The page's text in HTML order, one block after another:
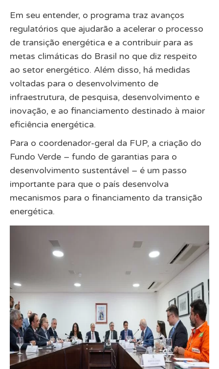
Em seu entender, o programa traz avanços
regulatórios que ajudarão a acelerar o processo
de transição energética e a contribuir para as
metas climáticas do Brasil no que diz respeito
ao setor energético. Além disso, há medidas
voltadas para o desenvolvimento de
infraestrutura, de pesquisa, desenvolvimento e
inovação, e ao financiamento destinado à maior
eficiência energética.
Para o coordenador-geral da FUP, a criação do
Fundo Verde – fundo de garantias para o
desenvolvimento sustentável – é um passo
importante para que o país desenvolva
mecanismos para o financiamento da transição
energética.